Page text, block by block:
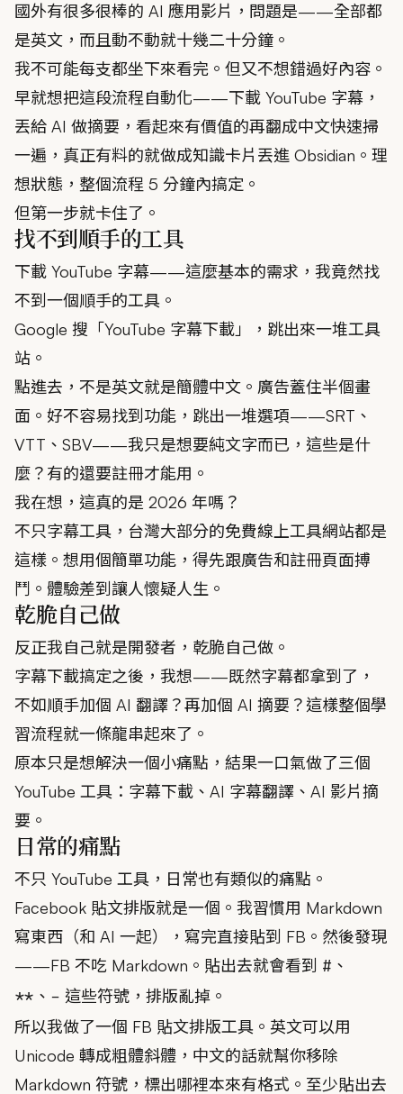
國外有很多很棒的 AI 應用影片，問題是——全部都
是英文，而且動不動就十幾二十分鐘。
我不可能每支都坐下來看完。但又不想錯過好內容。
早就想把這段流程自動化——下載 YouTube 字幕，
丟給 AI 做摘要，看起來有價值的再翻成中文快速掃
一遍，真正有料的就做成知識卡片丟進 Obsidian。理
想狀態，整個流程 5 分鐘內搞定。
但第一步就卡住了。
找不到順手的工具
下載 YouTube 字幕——這麼基本的需求，我竟然找
不到一個順手的工具。
Google 搜「YouTube 字幕下載」，跳出來一堆工具
站。
點進去，不是英文就是簡體中文。廣告蓋住半個畫
面。好不容易找到功能，跳出一堆選項——SRT、
VTT、SBV——我只是想要純文字而已，這些是什
麼？有的還要註冊才能用。
我在想，這真的是 2026 年嗎？
不只字幕工具，台灣大部分的免費線上工具網站都是
這樣。想用個簡單功能，得先跟廣告和註冊頁面搏
鬥。體驗差到讓人懷疑人生。
乾脆自己做
反正我自己就是開發者，乾脆自己做。
字幕下載搞定之後，我想——既然字幕都拿到了，
不如順手加個 AI 翻譯？再加個 AI 摘要？這樣整個學
習流程就一條龍串起來了。
原本只是想解決一個小痛點，結果一口氣做了三個
YouTube 工具：字幕下載、AI 字幕翻譯、AI 影片摘
要。
日常的痛點
不只 YouTube 工具，日常也有類似的痛點。
Facebook 貼文排版就是一個。我習慣用 Markdown
寫東西（和 AI 一起），寫完直接貼到 FB。然後發現
——FB 不吃 Markdown。貼出去就會看到 # 、
** 、 - 這些符號，排版亂掉。
所以我做了一個 FB 貼文排版工具。英文可以用
Unicode 轉成粗體斜體，中文的話就幫你移除
Markdown 符號，標出哪裡本來有格式。至少貼出去